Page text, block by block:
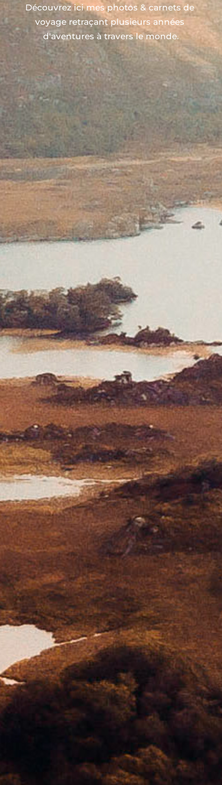
Découvrez ici mes photos & carnets de
voyage retraçant plusieurs années
d'aventures à travers le monde.